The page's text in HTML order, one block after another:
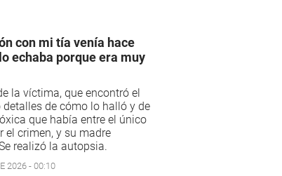
con mi tía venía hace
echaba porque era muy
la víctima, que encontró el
detalles de cómo lo halló y de
que había entre el único
el crimen, y su madre
realizó la autopsia.
2026 - 00:10